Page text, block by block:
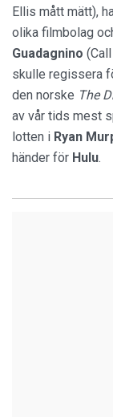
Ellis mått mätt),
olika filmbolag
Guadagnino
skulle regissera
den norske The
av vår tids mest
lotten i Ryan
händer för Hulu.